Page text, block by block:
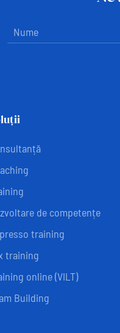
de competențe
training
training
online (VILT)
Building